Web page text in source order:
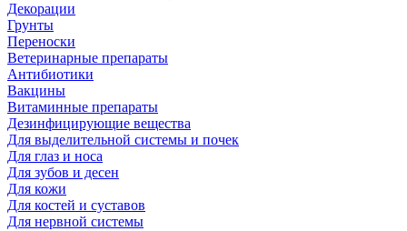
Декорации
Грунты
Переноски
Ветеринарные препараты
Антибиотики
Вакцины
Витаминные препараты
Дезинфицирующие вещества
Для выделительной системы и почек
Для глаз и носа
Для зубов и десен
Для кожи
Для костей и суставов
Для нервной системы